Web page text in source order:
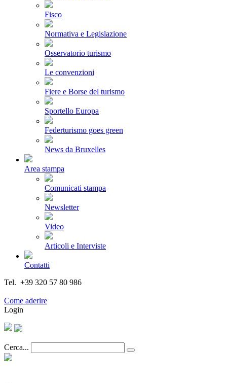
Fisco
Normativa e Legislazione
Osservatorio turismo
Le convenzioni
Fiere e Borse del turismo
Sportello Europa
Federturismo goes green
News da Bruxelles
Area stampa
Comunicati stampa
Newsletter
Video
Articoli e Interviste
Contatti
Tel. +39 320 57 80 986
Come aderire
Login
Cerca...